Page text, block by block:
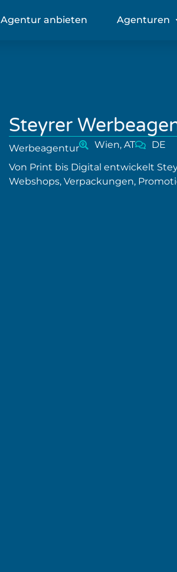
Agentur anbieten Agenturen
Steyrer
Werbeagentur Wien, AT
DE
Von Print bis Digital entwickelt
Webshops, Verpackungen,